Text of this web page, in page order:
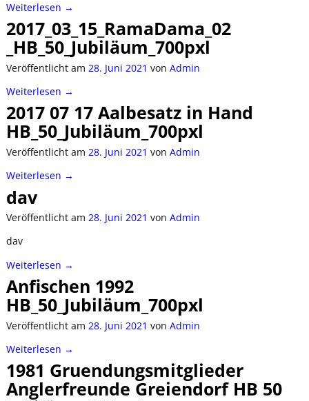
Weiterlesen →
2017_03_15_RamaDama_02
_HB_50_Jubiläum_700pxl
Veröffentlicht am 28. Juni 2021 von Admin
Weiterlesen →
2017 07 17 Aalbesatz in Hand
HB_50_Jubiläum_700pxl
Veröffentlicht am 28. Juni 2021 von Admin
Weiterlesen →
dav
Veröffentlicht am 28. Juni 2021 von Admin
dav
Weiterlesen →
Anfischen 1992
HB_50_Jubiläum_700pxl
Veröffentlicht am 28. Juni 2021 von Admin
Weiterlesen →
1981 Gruendungsmitglieder
Anglerfreunde Greiendorf HB 50